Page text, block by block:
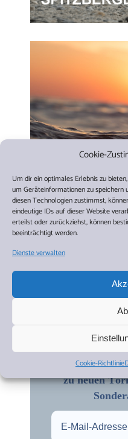
Cookie-
Um dir ein optimales Erlebnis zu
um Geräteinformationen zu speichern
diesen Technologien zustimmst,
eindeutige IDs auf dieser Website
erteilst oder zurückziehst, können
beeinträchtigt werden.
Dienste verwalten
Cookie-Richtlinie
Immer auf
zu neuen